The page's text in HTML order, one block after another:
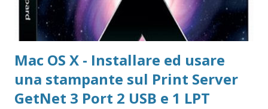
Mac OS X - Installare ed usare
una stampante sul Print Server
GetNet 3 Port 2 USB e 1 LPT